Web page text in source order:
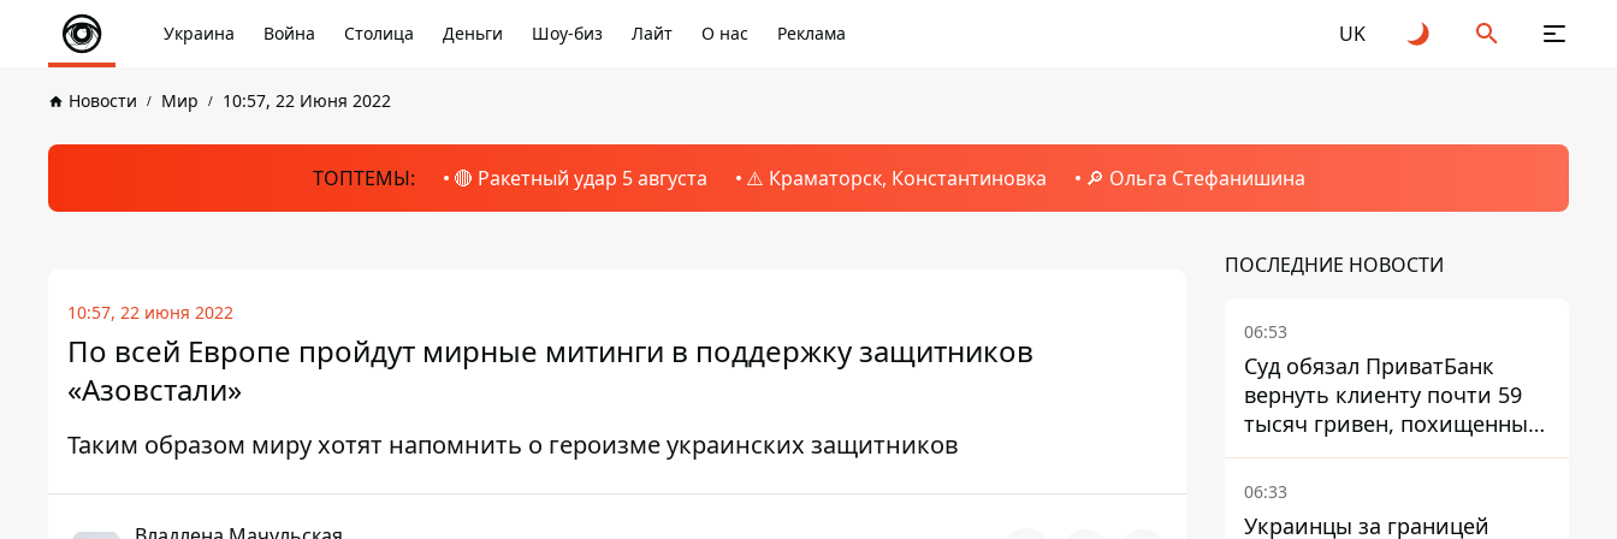
Украина Война Столица Деньги Шоу-биз Лайт О нас Реклама UK
Новости Мир 10:57, 22 Июня 2022
ТОПТЕМЫ: 🔴 Ракетный удар 5 августа ⚠️ Краматорск, Константиновка 🔎 Ольга Стефанишина
10:57, 22 июня 2022
По всей Европе пройдут мирные митинги в поддержку защитников
«Азовстали»
Таким образом миру хотят напомнить о героизме украинских защитников
ПОСЛЕДНИЕ НОВОСТИ
06:53
Суд обязал ПриватБанк
вернуть клиенту почти 59
тысяч гривен, похищенных
мошенниками
06:33
Украинцы за границей